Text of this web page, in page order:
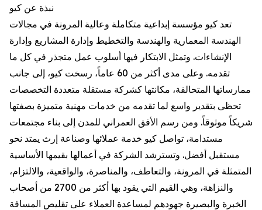
نبذة عن كيو
تعد كيو مؤسسة إبداعية متكاملة وعالية المرونة في مجالات
الهندسة المعمارية والهندسة والتخطيط وإدارة المشاريع وإدارة
الإنشاءات. وتمثل الابتكار فيها أسلوب عمل متجذر في كل ما
تقدمه. وعلى مدى أكثر من 60 عاماً، رسخت كيو، إلى جانب
ممارساتها المتحالفة، مكانتها كشركة مستقلة متعددة التخصصات
تحظى بتقدير واسع لما تقدمه من خدمات مهنية متميزة بصفتها
شريكاً موثوقاً. ومن رسم الأفق العمراني للمدن إلى بناء مجتمعات
مستدامة، تواصل كيو خدمة عملائها وصناعة إرث يمتد نحو
مستقبل أفضل. وتسترشد الشركة في أعمالها بقيمها الأساسية
المتمثلة في المرونة، والتعاطف، والمناصرة، والواقعية، والالتزام،
والنزاهة، وهي القيم التي يقود بها أكثر من 2700 من أصحاب
الخبرة والبصيرة جهودهم لمساعدة العملاء على تقليص المسافة